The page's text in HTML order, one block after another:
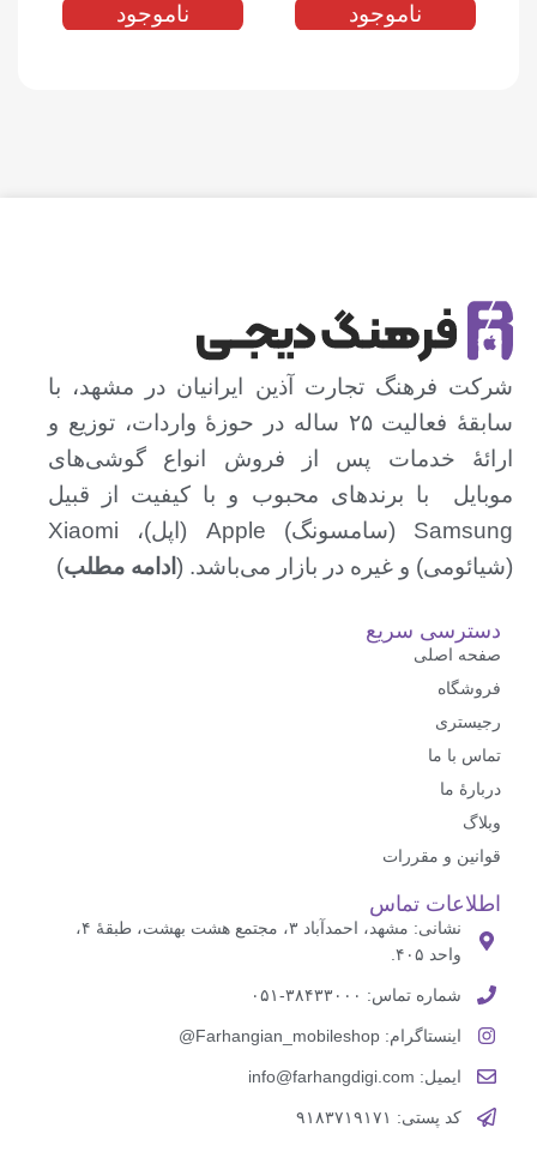
حافظه 128 گیگابایت وناموجود ناموجود
شرکت فرهنگ تجارت آذین ایرانیان در مشهد، با
سابقهٔ فعالیت ۲۵ ساله در حوزهٔ واردات، توزیع و
ارائهٔ خدمات پس از فروش انواع گوشی‌های
موبایل با برندهای محبوب و با کیفیت از قبیل
Samsung (سامسونگ) Apple (اپل)، Xiaomi
(شیائومی)‌ و غیره در بازار می‌باشد. ( ادامه مطلب)
دسترسی سریع
صفحه اصلی
فروشگاه
رجیستری
تماس با ما
درباره‌ٔ ما
وبلاگ
قوانین و مقررات
اطلاعات تماس
نشانی: مشهد، احمدآباد ۳، مجتمع هشت بهشت، طبقهٔ ۴،
واحد ۴۰۵.
شماره تماس: ۳۸۴۳۳۰۰۰-۰۵۱
اینستاگرام: Farhangian_mobileshop@
ایمیل: info@farhangdigi.com
کد پستی: ۹۱۸۳۷۱۹۱۷۱